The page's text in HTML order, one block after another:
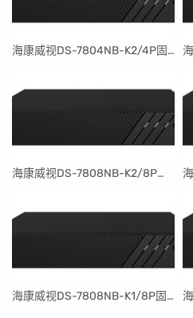
​海康威视DS-7804NB-K2/4P固件升级包V4.30.097build240401
​海康威视DS-7808NB-K2/8P固件升级包V4.30.097build240401
​海康威视DS-7808NB-K1/8P固件升级包V4.30.097build240401